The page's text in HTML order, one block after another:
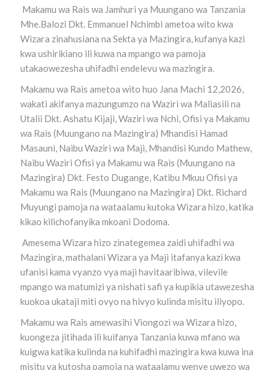
Makamu wa Rais wa Jamhuri ya Muungano wa Tanzania
Mhe.Balozi Dkt. Emmanuel Nchimbi ametoa wito kwa
Wizara zinahusiana na Sekta ya Mazingira, kufanya kazi
kwa ushirikiano ili kuwa na mpango wa pamoja
utakaowezesha uhifadhi endelevu wa mazingira.
Makamu wa Rais ametoa wito huo Jana Machi 12,2026,
wakati akifanya mazungumzo na Waziri wa Maliasili na
Utalii Dkt. Ashatu Kijaji, Waziri wa Nchi, Ofisi ya Makamu
wa Rais (Muungano na Mazingira) Mhandisi Hamad
Masauni, Naibu Waziri wa Maji, Mhandisi Kundo Mathew,
Naibu Waziri Ofisi ya Makamu wa Rais (Muungano na
Mazingira) Dkt. Festo Dugange, Katibu Mkuu Ofisi ya
Makamu wa Rais (Muungano na Mazingira) Dkt. Richard
Muyungi pamoja na wataalamu kutoka Wizara hizo, katika
kikao kilichofanyika mkoani Dodoma.
Amesema Wizara hizo zinategemea zaidi uhifadhi wa
Mazingira, mathalani Wizara ya Maji itafanya kazi kwa
ufanisi kama vyanzo vya maji havitaaribiwa, vilevile
mpango wa matumizi ya nishati safi ya kupikia utawezesha
kuokoa ukataji miti ovyo na hivyo kulinda misitu iliyopo.
Makamu wa Rais amewasihi Viongozi wa Wizara hizo,
kuongeza jitihada ili kuifanya Tanzania kuwa mfano wa
kuigwa katika kulinda na kuhifadhi mazingira kwa kuwa ina
misitu ya kutosha pamoja na wataalamu wenye uwezo wa